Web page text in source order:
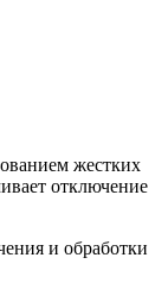
жестких
отключение
и обработки